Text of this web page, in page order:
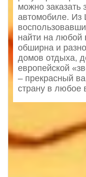
можно
автомобиле. Из
найти на любой
обширна и
домов отдыха,
европейской
– прекрасный
страну в любое